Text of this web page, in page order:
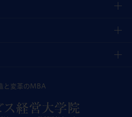
と変革のMBA